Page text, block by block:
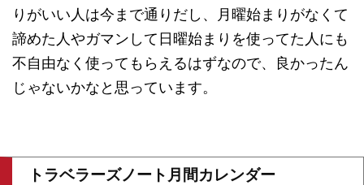
りがいい人は今まで通りだし、月曜始まりがなくて
諦めた人やガマンして日曜始まりを使ってた人にも
不自由なく使ってもらえるはずなので、良かったん
じゃないかなと思っています。
トラベラーズノート月間カレンダー